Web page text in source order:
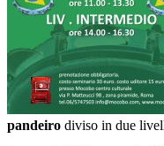
pandeiro diviso in due